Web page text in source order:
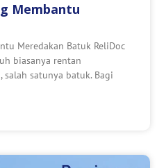
Membantu
Meredakan Batuk ReliDoc
biasanya rentan
satunya batuk. Bagi